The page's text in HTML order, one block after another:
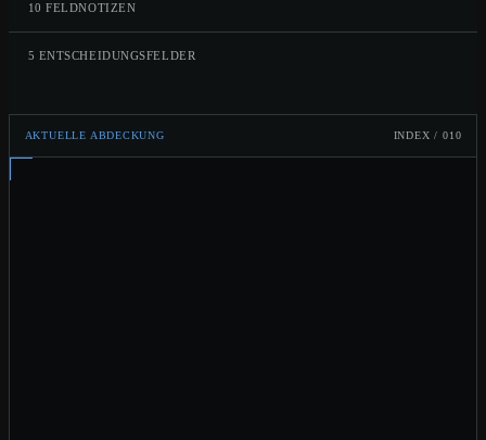
10 FELDNOTIZEN
5 ENTSCHEIDUNGSFELDER
AKTUELLE ABDECKUNG INDEX /010